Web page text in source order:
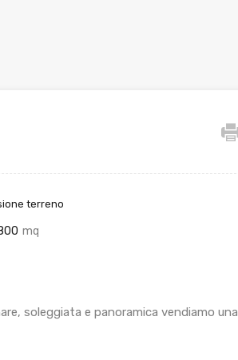
terreno
mq
soleggiata e panoramica vendiamo una